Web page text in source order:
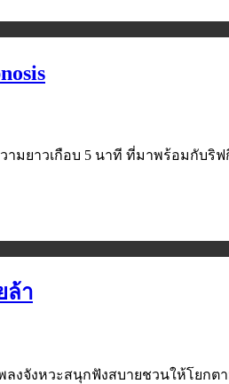
ามยาวเกือบ 5 นาที ที่มาพร้อมกับริ
ล้า
ลงจังหวะสนุกฟังสบายชวนให้โยกต